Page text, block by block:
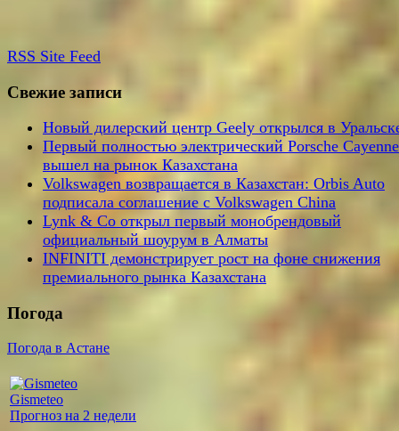
RSS Site Feed
Свежие записи
Новый дилерский центр Geely открылся в
Первый полностью электрический Porsche Cayenne
вышел на рынок Казахстана
Volkswagen возвращается в Казахстан: Orbis Auto
подписала соглашение с Volkswagen China
Lynk & Co открыл первый монобрендовый
официальный шоурум в Алматы
INFINITI демонстрирует рост на фоне снижения
премиального рынка Казахстана
Погода
Погода в Астане
Gismeteo
Прогноз на 2 недели